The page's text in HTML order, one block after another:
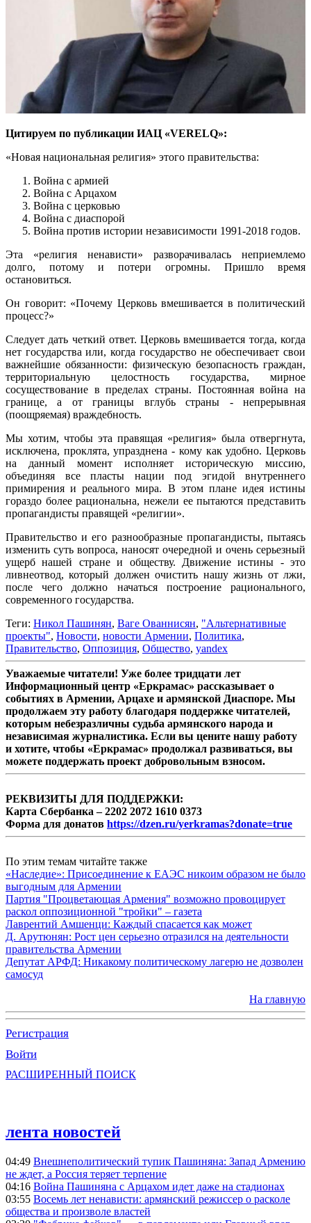
Цитируем по публикации ИАЦ «VERELQ»:
«Новая национальная религия» этого правительства:
Война с армией
Война с Арцахом
Война с церковью
Война с диаспорой
Война против истории независимости 1991-2018 годов.
Эта «религия ненависти» разворачивалась неприемлемо
долго, потому и потери огромны. Пришло время
остановиться.
Он говорит: «Почему Церковь вмешивается в политический
процесс?»
Следует дать четкий ответ. Церковь вмешивается тогда, когда
нет государства или, когда государство не обеспечивает свои
важнейшие обязанности: физическую безопасность граждан,
территориальную целостность государства, мирное
сосуществование в пределах страны. Постоянная война на
границе, а от границы вглубь страны - непрерывная
(поощряемая) враждебность.
Мы хотим, чтобы эта правящая «религия» была отвергнута,
исключена, проклята, упразднена - кому как удобно. Церковь
на данный момент исполняет историческую миссию,
объединяя все пласты нации под эгидой внутреннего
примирения и реального мира. В этом плане идея истины
гораздо более рациональна, нежели ее пытаются представить
пропагандисты правящей «религии».
Правительство и его разнообразные пропагандисты, пытаясь
изменить суть вопроса, наносят очередной и очень серьезный
ущерб нашей стране и обществу. Движение истины - это
ливнеотвод, который должен очистить нашу жизнь от лжи,
после чего должно начаться построение рационального,
современного государства.
Теги: Никол Пашинян, Ваге Ованнисян, "Альтернативные
проекты", Новости, новости Армении, Политика,
Правительство, Оппозиция, Общество, yandex
Уважаемые читатели! Уже более тридцати лет
Информационный центр «Еркрамас» рассказывает о
событиях в Армении, Арцахе и армянской Диаспоре. Мы
продолжаем эту работу благодаря поддержке читателей,
которым небезразличны судьба армянского народа и
независимая журналистика. Если вы цените нашу работу
и хотите, чтобы «Еркрамас» продолжал развиваться, вы
можете поддержать проект добровольным взносом.
РЕКВИЗИТЫ ДЛЯ ПОДДЕРЖКИ:
Карта Сбербанка – 2202 2072 1610 0373
Форма для донатов https://dzen.ru/yerkramas?donate=true
По этим темам читайте также
«Наследие»: Присоединение к ЕАЭС никоим образом не было
выгодным для Армении
Партия "Процветающая Армения" возможно провоцирует
раскол оппозиционной "тройки" – газета
Лаврентий Амшенци: Каждый спасается как может
Д. Арутюнян: Рост цен серьезно отразился на деятельности
правительства Армении
Депутат АРФД: Никакому политическому лагерю не дозволен
самосуд
На главную
Регистрация
Войти
РАСШИРЕННЫЙ ПОИСК
лента новостей
04:49 Внешнеполитический тупик Пашиняна: Запад Армению
не ждет, а Россия теряет терпение
04:16 Война Пашиняна с Арцахом идет даже на стадионах
03:55 Восемь лет ненависти: армянский режиссер о расколе
общества и произволе властей